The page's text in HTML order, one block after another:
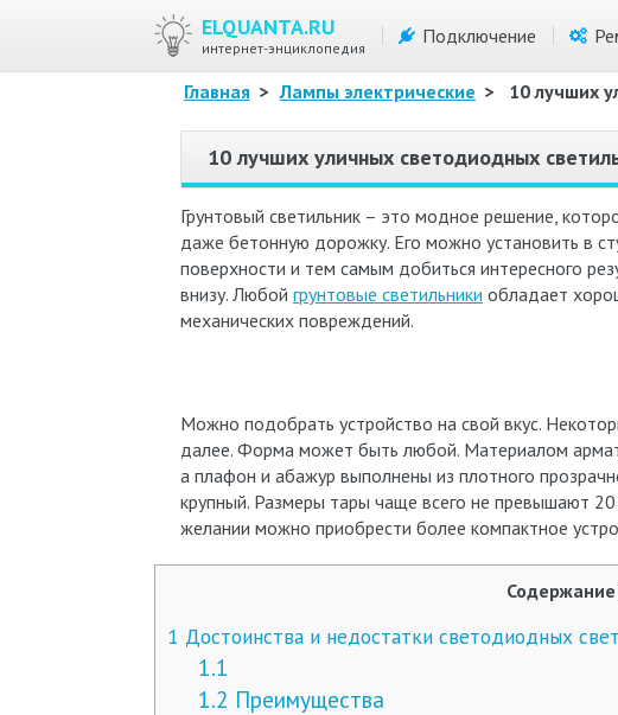
ELQUANTA.RU
интернет-энциклопедия
Подключение
Главная > Лампы электрические > 10 лучших
10 лучших уличных светодиодных
Грунтовый светильник – это модное решение,
даже бетонную дорожку. Его можно установить в
поверхности и тем самым добиться интересного
внизу. Любой грунтовые светильники обладает
механических повреждений.
Можно подобрать устройство на свой вкус.
далее. Форма может быть любой. Материалом
а плафон и абажур выполнены из плотного
крупный. Размеры тары чаще всего не превышают
желании можно приобрести более компактное
Содержание
1 Достоинства и недостатки светодиодных
1.1
1.2 Преимущества